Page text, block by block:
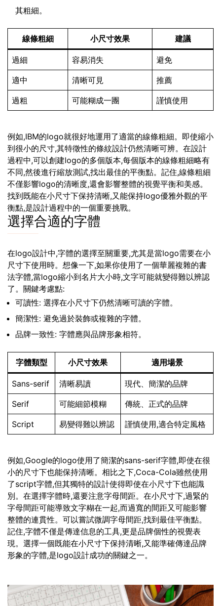
其粗細。
線條粗細 小尺寸效果 建議
過細 容易消失 避免
適中 清晰可見 推薦
過粗 可能糊成一團 謹慎使用
例如,IBM的logo就很好地運用了適當的線條粗細。即使縮小
到很小的尺寸,其特徵性的條紋設計仍然清晰可辨。在設計
過程中,可以創建logo的多個版本,每個版本的線條粗細略有
不同,然後進行縮放測試,找出最佳的平衡點。記住,線條粗細
不僅影響logo的清晰度,還會影響整體的視覺平衡和美感。
找到既能在小尺寸下保持清晰,又能保持logo優雅外觀的平
衡點,是設計過程中的一個重要挑戰。
選擇合適的字體
在logo設計中,字體的選擇至關重要,尤其是當logo需要在小
尺寸下使用時。想像一下,如果你使用了一個華麗複雜的書
法字體,當logo縮小到名片大小時,文字可能就變得難以辨認
了。關鍵考慮點:
可讀性: 選擇在小尺寸下仍然清晰可讀的字體。
簡潔性: 避免過於裝飾或複雜的字體。
品牌一致性: 字體應與品牌形象相符。
字體類型 小尺寸效果 適用場景
Sans-serif 清晰易讀 現代、簡潔的品牌
Serif 可能細節模糊 傳統、正式的品牌
Script 易變得難以辨認 謹慎使用,適合特定風格
例如,Google的logo使用了簡潔的sans-serif字體,即使在很
小的尺寸下也能保持清晰。相比之下,Coca-Cola雖然使用
了script字體,但其獨特的設計使得即使在小尺寸下也能識
別。在選擇字體時,還要注意字母間距。在小尺寸下,過緊的
字母間距可能導致文字糊在一起,而過寬的間距又可能影響
整體的連貫性。可以嘗試微調字母間距,找到最佳平衡點。
記住,字體不僅是傳達信息的工具,更是品牌個性的視覺表
現。選擇一個既能在小尺寸下保持清晰,又能準確傳達品牌
形象的字體,是logo設計成功的關鍵之一。